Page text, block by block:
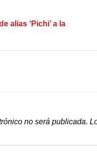
alias ‘Pichi’ a la
no será publicada.